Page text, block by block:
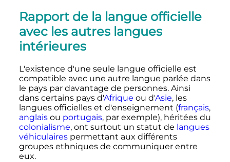
Rapport de la langue officielle
avec les autres langues
intérieures
L'existence d'une seule langue officielle est
compatible avec une autre langue parlée dans
le pays par davantage de personnes. Ainsi
dans certains pays d'Afrique ou d'Asie, les
langues officielles et d'enseignement (français,
anglaisou portugais, par exemple), héritées du
colonialisme, ont surtout un statut de langues
véhiculairespermettant aux différents
groupes ethniques de communiquer entre
eux.